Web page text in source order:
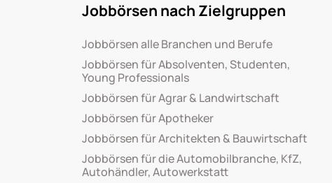
Jobbörsen nach Zielgruppen
Jobbörsen alle Branchen und Berufe
Jobbörsen für Absolventen, Studenten,
Young Professionals
Jobbörsen für Agrar & Landwirtschaft
Jobbörsen für Apotheker
Jobbörsen für Architekten & Bauwirtschaft
Jobbörsen für die Automobilbranche, KfZ,
Autohändler, Autowerkstatt